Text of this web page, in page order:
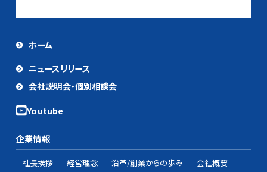
ホーム
ニュースリリース
会社説明会・個別相談会
企業情報
社長挨拶 経営理念 沿革/創業からの歩み
会社概要